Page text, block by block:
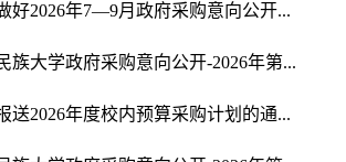
好2026年7—9月政府采购意向公开...
族大学政府采购意向公开-2026年第...
送2026年度校内预算采购计划的通...